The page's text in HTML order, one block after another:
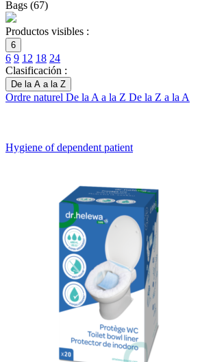
Bags (67)
Productos visibles :
6
6 9 12 18 24
Clasificación :
De la A a la Z
Ordre naturel De la A a la Z De la Z a la A
Hygiene of dependent patient